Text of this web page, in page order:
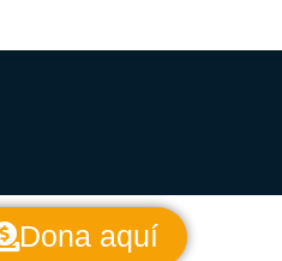
Dona aquí